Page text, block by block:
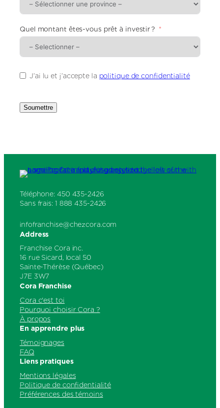
t
a
t
e
+
Quel montant êtes-vous prêt à investir ?
J’ai lu et j’accepte la politique de confidentialité
Soumettre
Téléphone: 450 435-2426
Sans frais: 1 888 435-2426
infofranchise@chezcora.com
Address
Franchise Cora inc.
16 rue Sicard, local 50
Sainte-Thérèse (Québec)
J7E 3W7
Cora Franchise
Cora c'est toi
Pourquoi choisir Cora ?
À propos
En apprendre plus
Témoignages
FAQ
Liens pratiques
Mentions légales
Politique de confidentialité
Préférences des témoins